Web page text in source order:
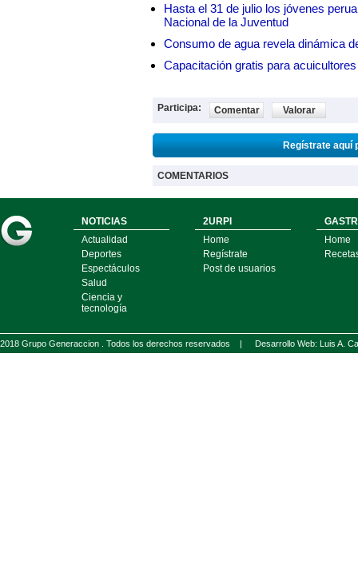
Hasta el 31 de julio los jóvenes
Nacional de la Juventud
Consumo de agua revela dinámica
Capacitación gratis para
Participa: Comentar Valorar
Regístrate aquí
COMENTARIOS
NOTICIAS
Actualidad
Deportes
Espectáculos
Salud
Ciencia y
tecnología
2URPI
Home
Regístrate
Post de usuarios
Home
2018 Grupo Generaccion . Todos los derechos reservados | Desarrollo Web: Luis